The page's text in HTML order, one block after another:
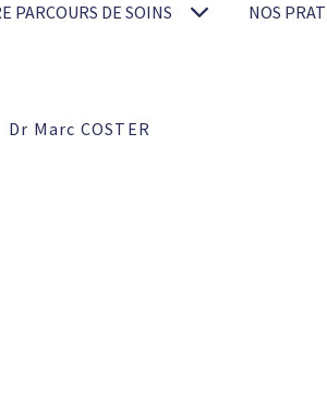
PARCOURS DE SOINS NOS
Dr Marc COSTER